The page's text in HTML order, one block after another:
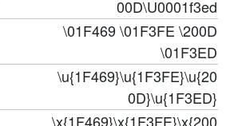
00D\U0001f3ed
\01F469 \01F3FE \200D
\01F3ED
\u{1F469}\u{1F3FE}\u{20
0D}\u{1F3ED}
\x{1F469}\x{1F3FE}\x{200